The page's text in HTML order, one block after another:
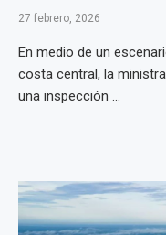
27 febrero, 2026
En medio de un
costa central, la
una inspección ...